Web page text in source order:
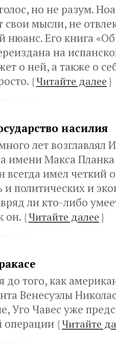
но не разум.
свои мысли, не
нюанс. Его книга
на
о ней, а также о
{Читайте далее}
насилия
лет возглавлял
имени Макса Планка
всегда имел четкий
и политических и
ли кто-либо
он. {Читайте далее}
до того, как
Венесуэлы
Уго Чавес уже
операции {Читайте